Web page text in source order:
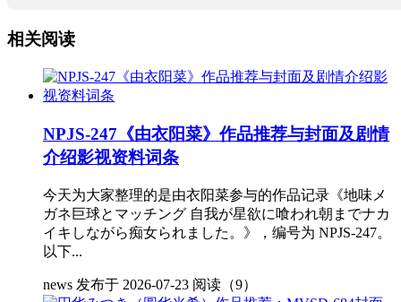
相关阅读
NPJS-247《由衣阳菜》作品推荐与封面及剧情
介绍影视资料词条
今天为大家整理的是由衣阳菜参与的作品记录《地味メ
ガネ巨球とマッチング 自我が星欲に喰われ朝までナカ
イキしながら痴女られました。》，编号为 NPJS-247。
以下...
news 发布于 2026-07-23 阅读（9）